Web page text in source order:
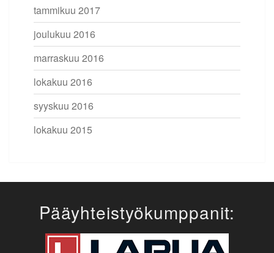
tammikuu 2017
joulukuu 2016
marraskuu 2016
lokakuu 2016
syyskuu 2016
lokakuu 2015
Pääyhteistyökumppanit: